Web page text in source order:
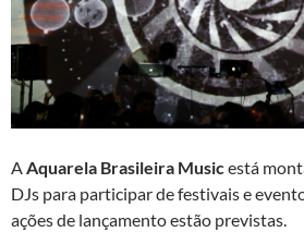
A Aquarela Brasileira Music está
DJs para participar de festivais e
ações de lançamento estão previstas.